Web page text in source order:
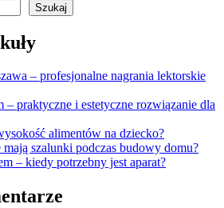
Szukaj
– profesjonalne nagrania lektorskie
– praktyczne i estetyczne rozwiązanie dla
alimentów na dziecko?
mają szalunki podczas budowy domu?
– kiedy potrzebny jest aparat?